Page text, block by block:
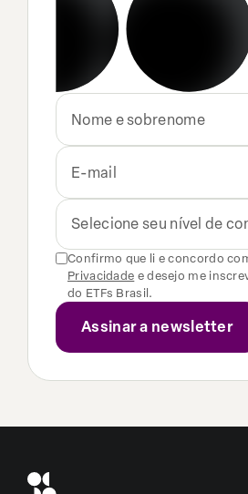
Selecione seu nível de
Confirmo que li e concordo
Privacidade e desejo me
do ETFs Brasil.